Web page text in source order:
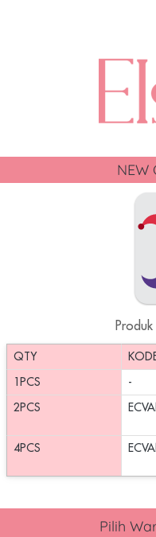
NEW
QTY
1PCS
-
2PCS
4PCS
Pilih